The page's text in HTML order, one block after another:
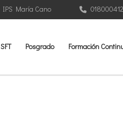
IPS María Cano
SFT Posgrado Formación